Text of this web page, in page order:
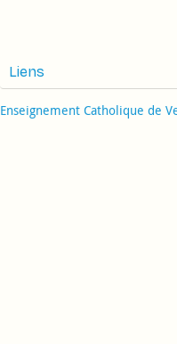
Liens
Enseignement Catholique de